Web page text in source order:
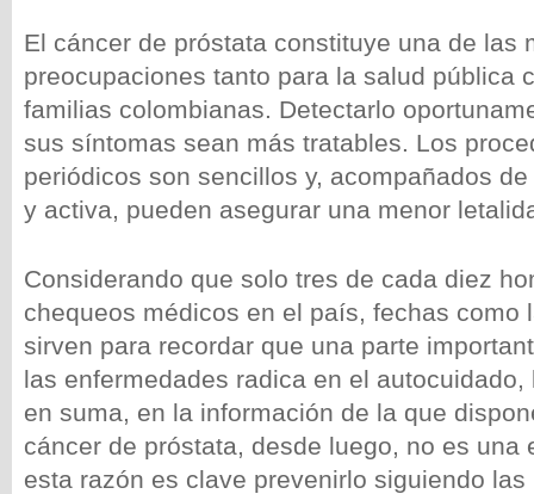
El cáncer de próstata constituye una de las
preocupaciones tanto para la salud pública
familias colombianas. Detectarlo
sus síntomas sean más tratables. Los
periódicos son sencillos y, acompañados
y activa, pueden asegurar una menor
Considerando que solo tres de cada diez
chequeos médicos en el país, fechas como
sirven para recordar que una parte
las enfermedades radica en el autocuidado,
en suma, en la información de la que
cáncer de próstata, desde luego, no es una
esta razón es clave prevenirlo siguiendo